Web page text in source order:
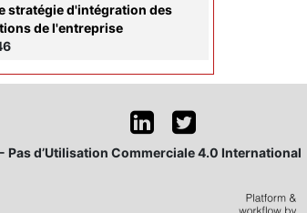
stratégie d'intégration des
de l'entreprise
Pas d’Utilisation Commerciale 4.0 International